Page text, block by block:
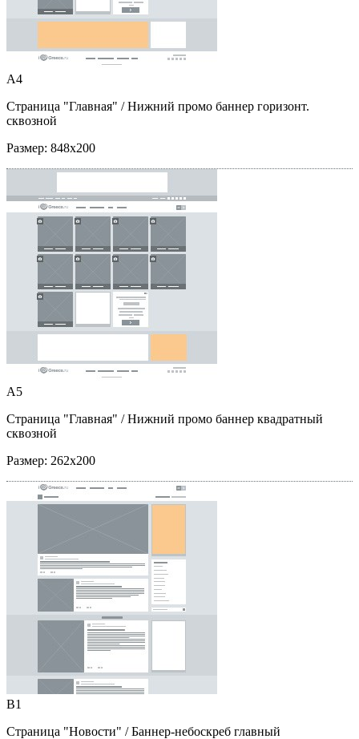
A4
Страница "Главная" / Нижний промо баннер горизонт.
сквозной
Размер: 848x200
A5
Страница "Главная" / Нижний промо баннер квадратный
сквозной
Размер: 262x200
B1
Страница "Новости" / Баннер-небоскреб главный